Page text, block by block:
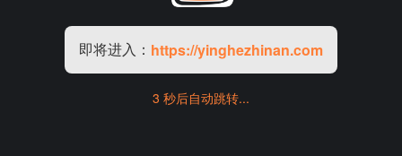
即将进入： https://yinghezhinan.com
3 秒后自动跳转...